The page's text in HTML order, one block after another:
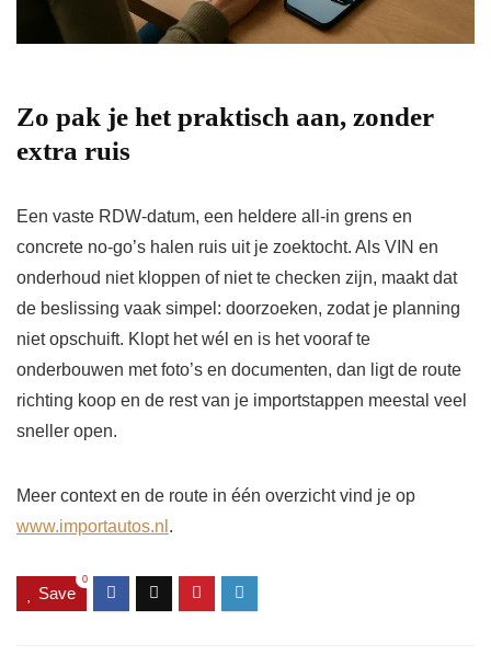
Zo pak je het praktisch aan, zonder
extra ruis
Een vaste RDW-datum, een heldere all-in grens en
concrete no-go’s halen ruis uit je zoektocht. Als VIN en
onderhoud niet kloppen of niet te checken zijn, maakt dat
de beslissing vaak simpel: doorzoeken, zodat je planning
niet opschuift. Klopt het wél en is het vooraf te
onderbouwen met foto’s en documenten, dan ligt de route
richting koop en de rest van je importstappen meestal veel
sneller open.
Meer context en de route in één overzicht vind je op
www.importautos.nl .
Save
0